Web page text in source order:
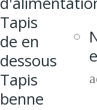
Tapis
de en
dessous
Tapis
benne